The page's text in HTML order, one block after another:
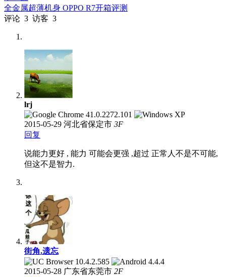
全金属超薄机身 OPPO R7开箱评测
评论 3 访客 3
lrj
2015-05-29 河北省保定市 3F
回复
说能力更好 , 能力 可能会更强 ,超过 正常人不是不可能,
但这不是智力.
街角.遗忘
2015-05-28 广东省东莞市 2F